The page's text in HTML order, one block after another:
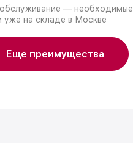
— необходимые
уже на складе в Москве
Еще преимущества